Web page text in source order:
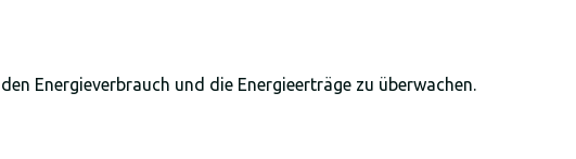
Energieverbrauch und die Energieerträge zu überwachen.